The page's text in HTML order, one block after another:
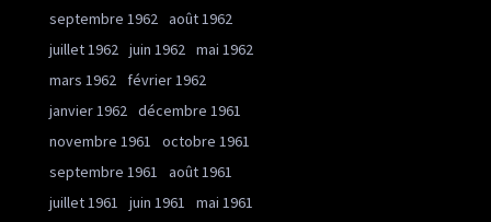
septembre 1962 août 1962
juillet 1962 juin 1962 mai 1962
mars 1962
février 1962
janvier 1962 décembre 1961
novembre 1961
octobre 1961
septembre 1961
août 1961
juillet 1961
juin 1961
mai 1961